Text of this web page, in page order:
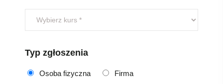
Typ zgłoszenia
Osoba fizyczna Firma